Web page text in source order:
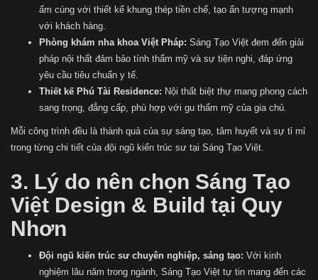
ấm cúng với thiết kế khung thép tiền chế, tạo ấn tượng mạnh
với khách hàng.
Phòng khám nha khoa Việt Pháp: Sáng Tạo Việt đem đến giải
pháp nội thất đảm bảo tính thẩm mỹ và sự tiện nghi, đáp ứng
yêu cầu tiêu chuẩn y tế.
Thiết kế Phú Tài Residence: Nội thất biệt thự mang phong cách
sang trọng, đẳng cấp, phù hợp với gu thẩm mỹ của gia chủ.
Mỗi công trình đều là thành quả của sự sáng tạo, tâm huyết và sự tỉ mỉ
trong từng chi tiết của đội ngũ kiến trúc sư tại Sáng Tạo Việt.
3. Lý do nên chọn Sáng Tạo
Việt Design & Build tại Quy
Nhơn
Đội ngũ kiến trúc sư chuyên nghiệp, sáng tạo: Với kinh
nghiệm lâu năm trong ngành, Sáng Tạo Việt tự tin mang đến các